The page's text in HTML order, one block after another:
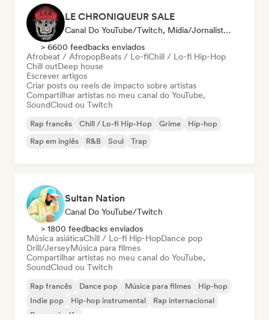
LE CHRONIQUEUR SALE
Canal Do YouTube/Twitch, Mídia/Jornalista, Influenciador
> 6600 feedbacks enviados
Afrobeat / AfropopBeats / Lo-fiChill / Lo-fi Hip-Hop
Chill outDeep house
Escrever artigos
Criar posts ou reels de impacto sobre artistas
Compartilhar artistas no meu canal do YouTube,
SoundCloud ou Twitch
Rap francês Chill / Lo-fi Hip-Hop Grime
Hip-hop
Rap em inglês
R&B Soul Trap
Sultan Nation
Canal Do YouTube/Twitch
> 1800 feedbacks enviados
Música asiáticaChill / Lo-fi Hip-HopDance pop
Drill/JerseyMúsica para filmes
Compartilhar artistas no meu canal do YouTube,
SoundCloud ou Twitch
Rap francês Dance pop Música para filmes
Hip-hop
Indie pop
Hip-hop instrumental
Rap internacional
Rap em inglês